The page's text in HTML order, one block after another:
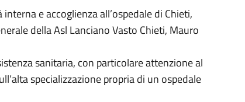
e accoglienza all’ospedale di Chieti,
della Asl Lanciano Vasto Chieti, Mauro
sanitaria, con particolare attenzione al
specializzazione propria di un ospedale